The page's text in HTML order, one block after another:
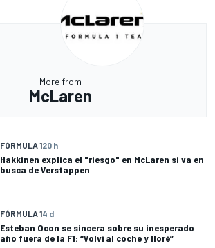
More from
McLaren
FÓRMULA 120 h
Hakkinen explica el "riesgo" en McLaren si va en
busca de Verstappen
FÓRMULA 14 d
Esteban Ocon se sincera sobre su inesperado
año fuera de la F1: “Volví al coche y lloré”